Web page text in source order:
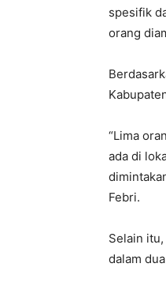
spesifik
orang
“Lima
ada di
Febri.
Selain
dalam